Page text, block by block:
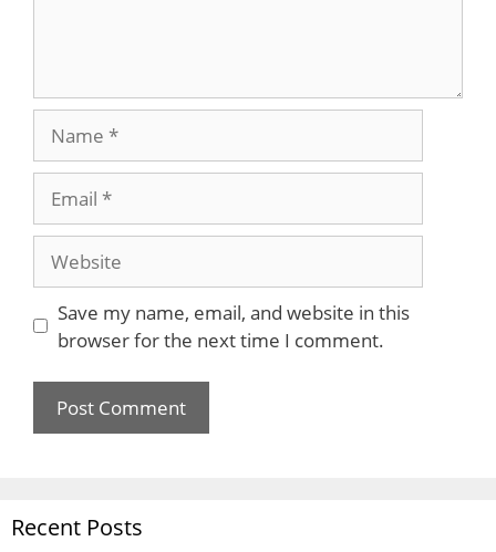
Website
Save my name, email, and website in this
browser for the next time I comment.
Recent Posts